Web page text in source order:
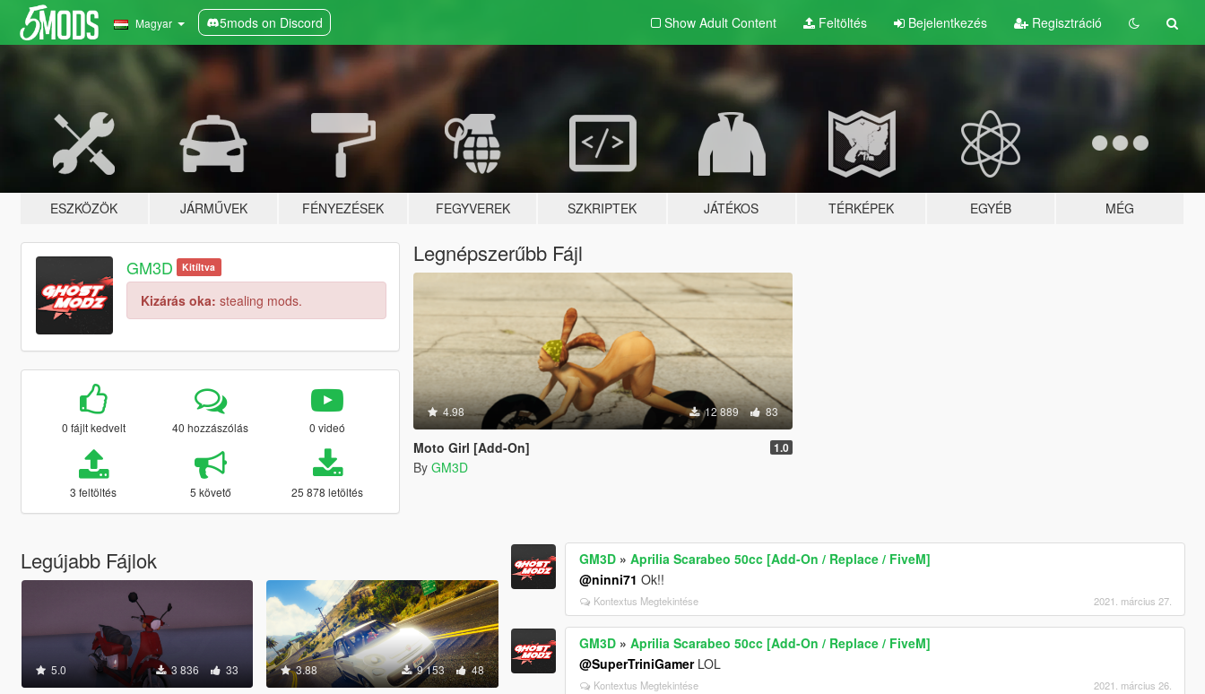
Magyar 5mods on Discord Show Adult Content Feltöltés Bejelentkezés Regisztráció
ESZKÖZÖK JÁRMŰVEK FÉNYEZÉSEK FEGYVEREK SZKRIPTEK JÁTÉKOS TÉRKÉPEK EGYÉB MÉG
GM3D Kitíltva
Kizárás oka: stealing mods.
0 fájlt kedvelt 40 hozzászólás 0 videó
3 feltöltés 5 követő 25 878 letöltés
Legnépszerűbb Fájl
4.98 12 889 83
Moto Girl [Add-On] 1.0
By GM3D
Legújabb Fájlok
5.0 3 836 33 3.88 9 153 48
GM3D »Aprilia Scarabeo 50cc [Add-On / Replace / FiveM]
@ninni71 Ok!!
Kontextus Megtekintése 2021. március 27.
GM3D »Aprilia Scarabeo 50cc [Add-On / Replace / FiveM]
@SuperTriniGamerLOL
Kontextus Megtekintése 2021. március 26.